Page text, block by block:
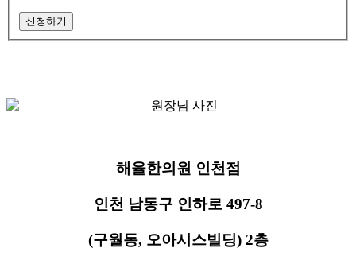
해율한의원 인천점
인천 남동구 인하로 497-8
(구월동, 오아시스빌딩) 2층